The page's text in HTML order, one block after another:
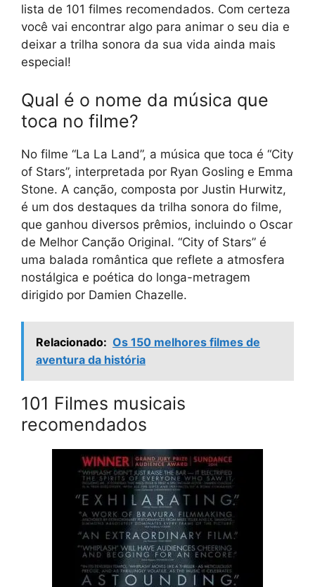
lista de 101 filmes recomendados. Com certeza
você vai encontrar algo para animar o seu dia e
deixar a trilha sonora da sua vida ainda mais
especial!
Qual é o nome da música que
toca no filme?
No filme “La La Land”, a música que toca é “City
of Stars”, interpretada por Ryan Gosling e Emma
Stone. A canção, composta por Justin Hurwitz,
é um dos destaques da trilha sonora do filme,
que ganhou diversos prêmios, incluindo o Oscar
de Melhor Canção Original. “City of Stars” é
uma balada romântica que reflete a atmosfera
nostálgica e poética do longa-metragem
dirigido por Damien Chazelle.
Relacionado: Os 150 melhores filmes de
aventura da história
101 Filmes musicais
recomendados